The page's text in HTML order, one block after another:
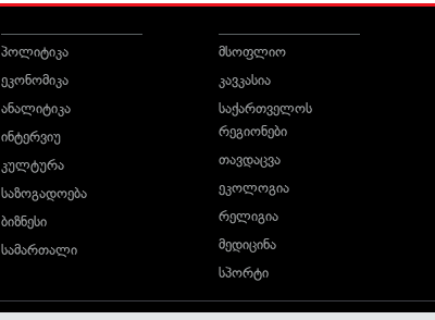
პოლიტიკა
ეკონომიკა
ანალიტიკა
ინტერვიუ
კულტურა
საზოგადოება
ბიზნესი
სამართალი
მსოფლიო
კავკასია
საქართველოს
რეგიონები
თავდაცვა
ეკოლოგია
რელიგია
მედიცინა
სპორტი